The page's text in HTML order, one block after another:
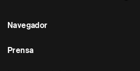
Navegador
Prensa